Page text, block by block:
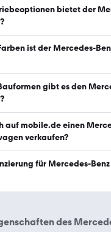
Benz V 250 in Erfurt hat
und 190 PS. (Stand:
bietet der
Benz V 250 in Erfurt ist
(Stand: 8.8.2026)
ist der Mercedes-
Benz V 250 in Erfurt gibt
grau, weiß, blau, silber
gibt es den
Benz V 250 in Erfurt
(Stand: 8.8.2026)
auf mobile.de einen
verkaufen?
zum Verkauf an
für Mercedes-
berechnet
des